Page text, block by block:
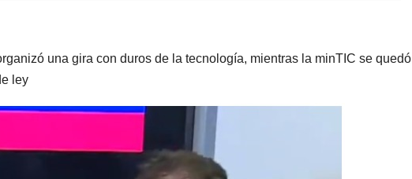
una gira con duros de la tecnología, mientras la minTIC se quedó
ley